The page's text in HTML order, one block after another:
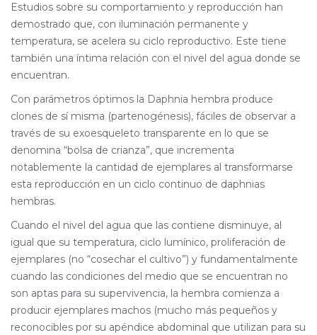
Estudios sobre su comportamiento y reproducción han
demostrado que, con iluminación permanente y
temperatura, se acelera su ciclo reproductivo. Este tiene
también una íntima relación con el nivel del agua donde se
encuentran.
Con parámetros óptimos la Daphnia hembra produce
clones de sí misma (partenogénesis), fáciles de observar a
través de su exoesqueleto transparente en lo que se
denomina “bolsa de crianza”, que incrementa
notablemente la cantidad de ejemplares al transformarse
esta reproducción en un ciclo continuo de daphnias
hembras.
Cuando el nivel del agua que las contiene disminuye, al
igual que su temperatura, ciclo lumínico, proliferación de
ejemplares (no “cosechar el cultivo”) y fundamentalmente
cuando las condiciones del medio que se encuentran no
son aptas para su supervivencia, la hembra comienza a
producir ejemplares machos (mucho más pequeños y
reconocibles por su apéndice abdominal que utilizan para su